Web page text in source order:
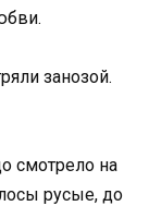
занозой.
смотрело на
русые, до